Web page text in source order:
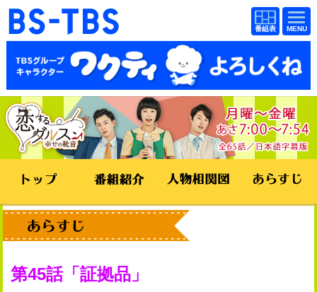
BS-TBS
番組
表
BS-TBS
番組
表
ドラマ 映画
紀行 報道
教養 スポーツ
音楽 エンタメ
アニメ ファンクラブ
視聴方法
第45話 証拠品